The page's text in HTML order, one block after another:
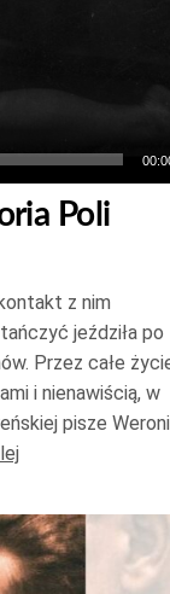
Poli
z nim
jeździła po
Przez całe
i nienawiścią, w
pisze